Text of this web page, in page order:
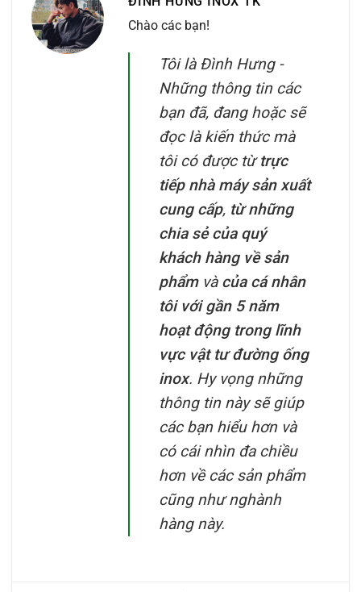
Chào các bạn!
Tôi là Đình Hưng -
Những thông tin các
bạn đã, đang hoặc sẽ
đọc là kiến thức mà
tôi có được từtrực
tiếp nhà máy sản xuất
cung cấp, từ những
chia sẻ của quý
khách hàng về sản
phẩmvà của cá nhân
tôi với gần 5 năm
hoạt động trong lĩnh
vực vật tư đường ống
inox. Hy vọng những
thông tin này sẽ giúp
các bạn hiểu hơn và
có cái nhìn đa chiều
hơn về các sản phẩm
cũng như nghành
hàng này.